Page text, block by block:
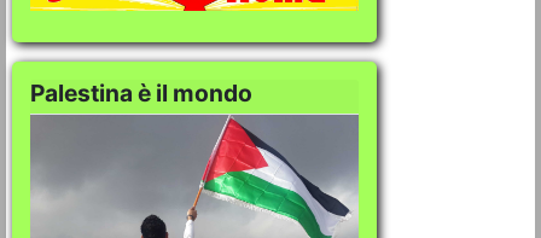
Palestina è il mondo